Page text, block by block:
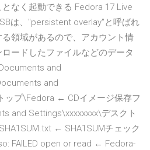
なく起動できる Fedora 17 Live
は、"persistent overlay"と呼ばれ
領域があるので、アカウント情
ードしたファイルなどのデータ
and
and
ップ\Fedora ← CDイメージ保存フ
and Settings\xxxxxxxx\デスクト
← SHA1SUMチェック
FAILED open or read ← Fedora-